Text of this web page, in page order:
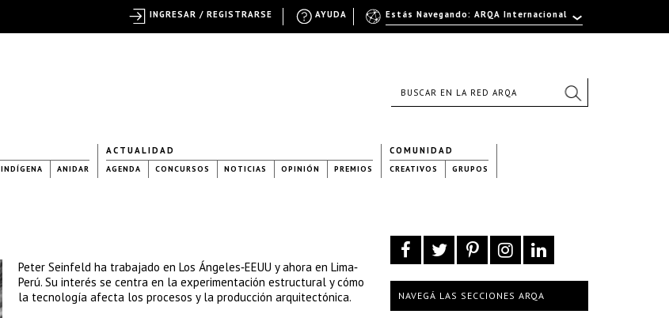
INDÍGENA ANIDAR
ACTUALIDAD
AGENDA CONCURSOS NOTICIAS OPINIÓN PREMIOS
COMUNIDAD
CREATIVOS GRUPOS
Peter Seinfeld ha trabajado en Los Ángeles‐EEUU y ahora en Lima‐
Perú. Su interés se centra en la experimentación estructural y cómo
la tecnología afecta los procesos y la producción arquitectónica.
NAVEGÁ LAS SECCIONES ARQA
Estás Navegando: ARQA Internacional
AYUDA
INGRESAR / REGISTRARSE